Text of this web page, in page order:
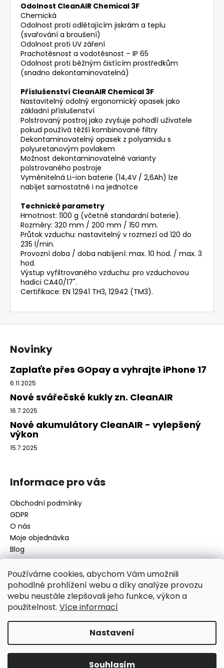
Používáme cookies, abychom Vám umožnili
pohodlné prohlížení webu a díky analýze provozu
webu neustále zlepšovali jeho funkce, výkon a
použitelnost. Více informací
Nastavení
Souhlasím
Odolnost CleanAIR Chemical 3F
Chemická
Odolnost proti odlétajícím jiskrám a teplu
(svařování a broušení)
Odolnost proti UV záření
Prachotěsnost a vodotěsnost – IP 65
Odolnost proti běžným čistícím prostředkům
(snadno dekontaminovatelná)
Příslušenství CleanAIR Chemical 3F
Nastavitelný odolný ergonomický opasek jako
základní příslušenství
Polstrovaný postroj jako zvyšuje pohodlí uživatele
pokud používá těžší kombinované filtry
Dekontaminovatelný opasek z polyamidu s
polyuretanovým povlakem
Možnost dekontaminovatelné varianty
polstrovaného postroje
Vyměnitelná Li-ion baterie (14,4V / 2,6Ah) lze
nabíjet samostatně i na jednotce
Technické parametry
Hmotnost: 1100 g (včetně standardní baterie).
Rozměry: 320 mm / 200 mm / 150 mm.
Průtok vzduchu: nastavitelný v rozmezí od 120 do
235 l/min.
Provozní doba / doba nabíjení: max. 10 hod. / max. 3
hod.
Výstup vyfiltrovaného vzduchu: pro vzduchovou
hadici CA40/17".
Certifikace: EN 12941 TH3, 12942 (TM3).
Z
Novinky
Zaplaťte přes GOpay a vyhrajte iPhone 17
6.11.2025
Nové svářečské kukly zn. CleanAIR
16.7.2025
Nové akumulátory CleanAIR - vylepšený
výkon
15.7.2025
Informace pro vás
Obchodní podmínky
GDPR
O nás
Moje objednávka
Blog
Kontakt
disamsafety@disamsafety.cz
596 624 947
Sledujte nás na Facebooku